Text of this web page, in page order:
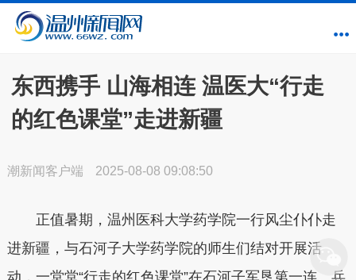
东西携手 山海相连 温医大“行走
的红色课堂”走进新疆
潮新闻客户端 2025-08-08 09:08:50
正值暑期，温州医科大学药学院一行风尘仆仆走
进新疆，与石河子大学药学院的师生们结对开展活
动，一堂堂“行走的红色课堂”在石河子军垦第一连、兵